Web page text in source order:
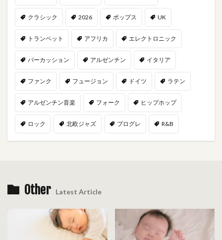
クラシック 2026 ポップス UK
トランペット アフリカ エレクトロニック
パーカッション アルゼンチン イタリア
ファンク フュージョン ドイツ ラテン
アルゼンチン音楽 フォーク ヒップホップ
ロック 北欧ジャズ プログレ R&B
Other Latest Article